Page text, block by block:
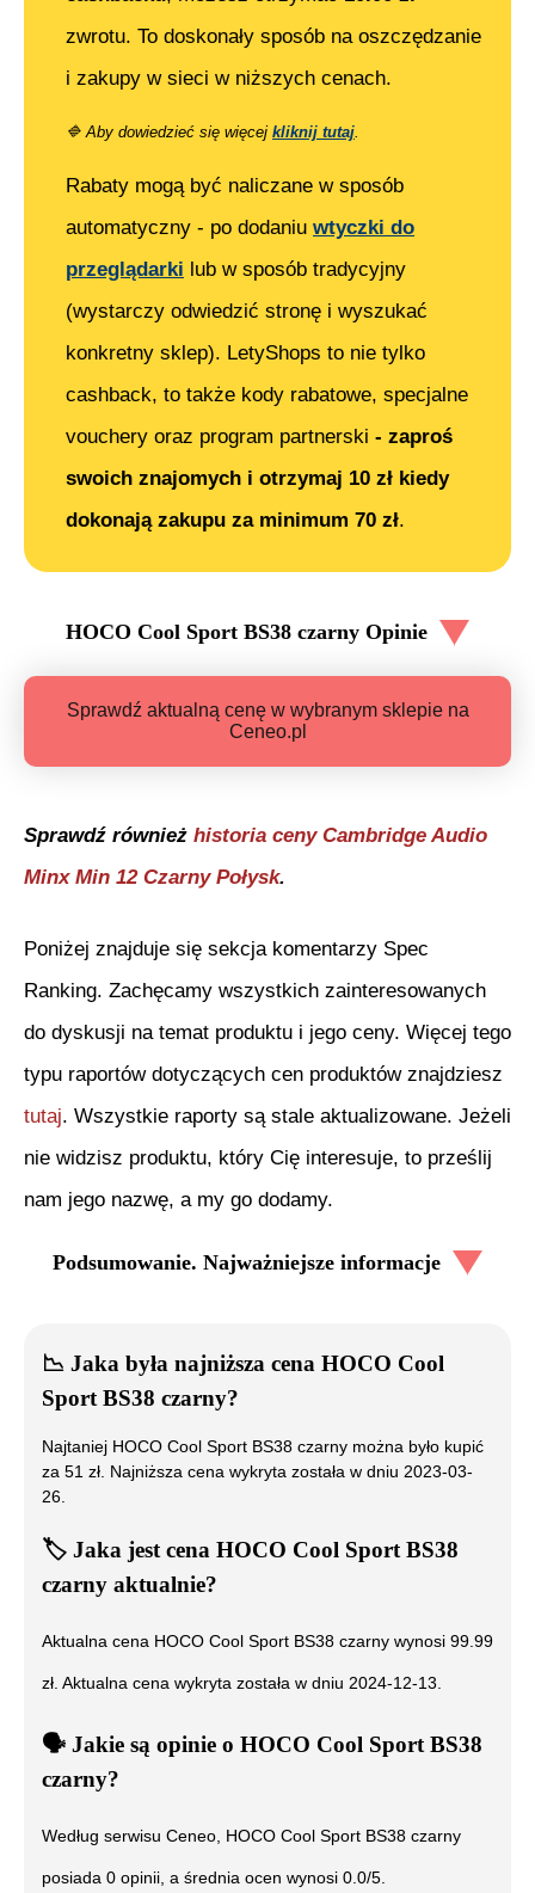
zwrotu. To doskonały sposób na oszczędzanie
i zakupy w sieci w niższych cenach.
🔷 Aby dowiedzieć się więcej kliknij tutaj.
Rabaty mogą być naliczane w sposób
automatyczny - po dodaniu wtyczki do
przeglądarki lub w sposób tradycyjny
(wystarczy odwiedzić stronę i wyszukać
konkretny sklep). LetyShops to nie tylko
cashback, to także kody rabatowe, specjalne
vouchery oraz program partnerski - zaproś
swoich znajomych i otrzymaj 10 zł kiedy
dokonają zakupu za minimum 70 zł.
HOCO Cool Sport BS38 czarny Opinie
Sprawdź aktualną cenę w wybranym sklepie na
Ceneo.pl
Sprawdź również historia ceny Cambridge Audio
Minx Min 12 Czarny Połysk.
Poniżej znajduje się sekcja komentarzy Spec
Ranking. Zachęcamy wszystkich zainteresowanych
do dyskusji na temat produktu i jego ceny. Więcej tego
typu raportów dotyczących cen produktów znajdziesz
tutaj. Wszystkie raporty są stale aktualizowane. Jeżeli
nie widzisz produktu, który Cię interesuje, to prześlij
nam jego nazwę, a my go dodamy.
Podsumowanie. Najważniejsze informacje
📉 Jaka była najniższa cena HOCO Cool
Sport BS38 czarny?
Najtaniej HOCO Cool Sport BS38 czarny można było kupić
za 51 zł. Najniższa cena wykryta została w dniu 2023-03-
26
🏷️ Jaka jest cena HOCO Cool Sport BS38
czarny aktualnie?
Aktualna cena HOCO Cool Sport BS38 czarny wynosi 99.99
zł. Aktualna cena wykryta została w dniu 2024-12-13
🗣️ ️ Jakie są opinie o HOCO Cool Sport BS38
czarny?
Według serwisu Ceneo, HOCO Cool Sport BS38 czarny
posiada 0 opinii, a średnia ocen wynosi 0.0/5.